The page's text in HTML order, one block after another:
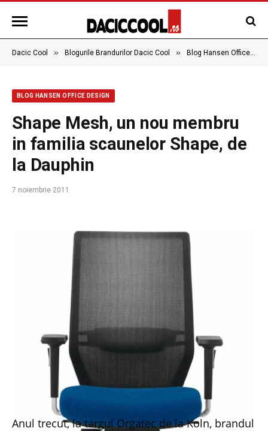
Dacic Cool » Blogurile Brandurilor Dacic Cool » Blog Hansen Office Design
BLOG HANSEN OFFICE DESIGN
Shape Mesh, un nou membru
in familia scaunelor Shape, de
la Dauphin
7 noiembrie 2011
Anul trecut, la targul Orgatec de la Koln, brandul